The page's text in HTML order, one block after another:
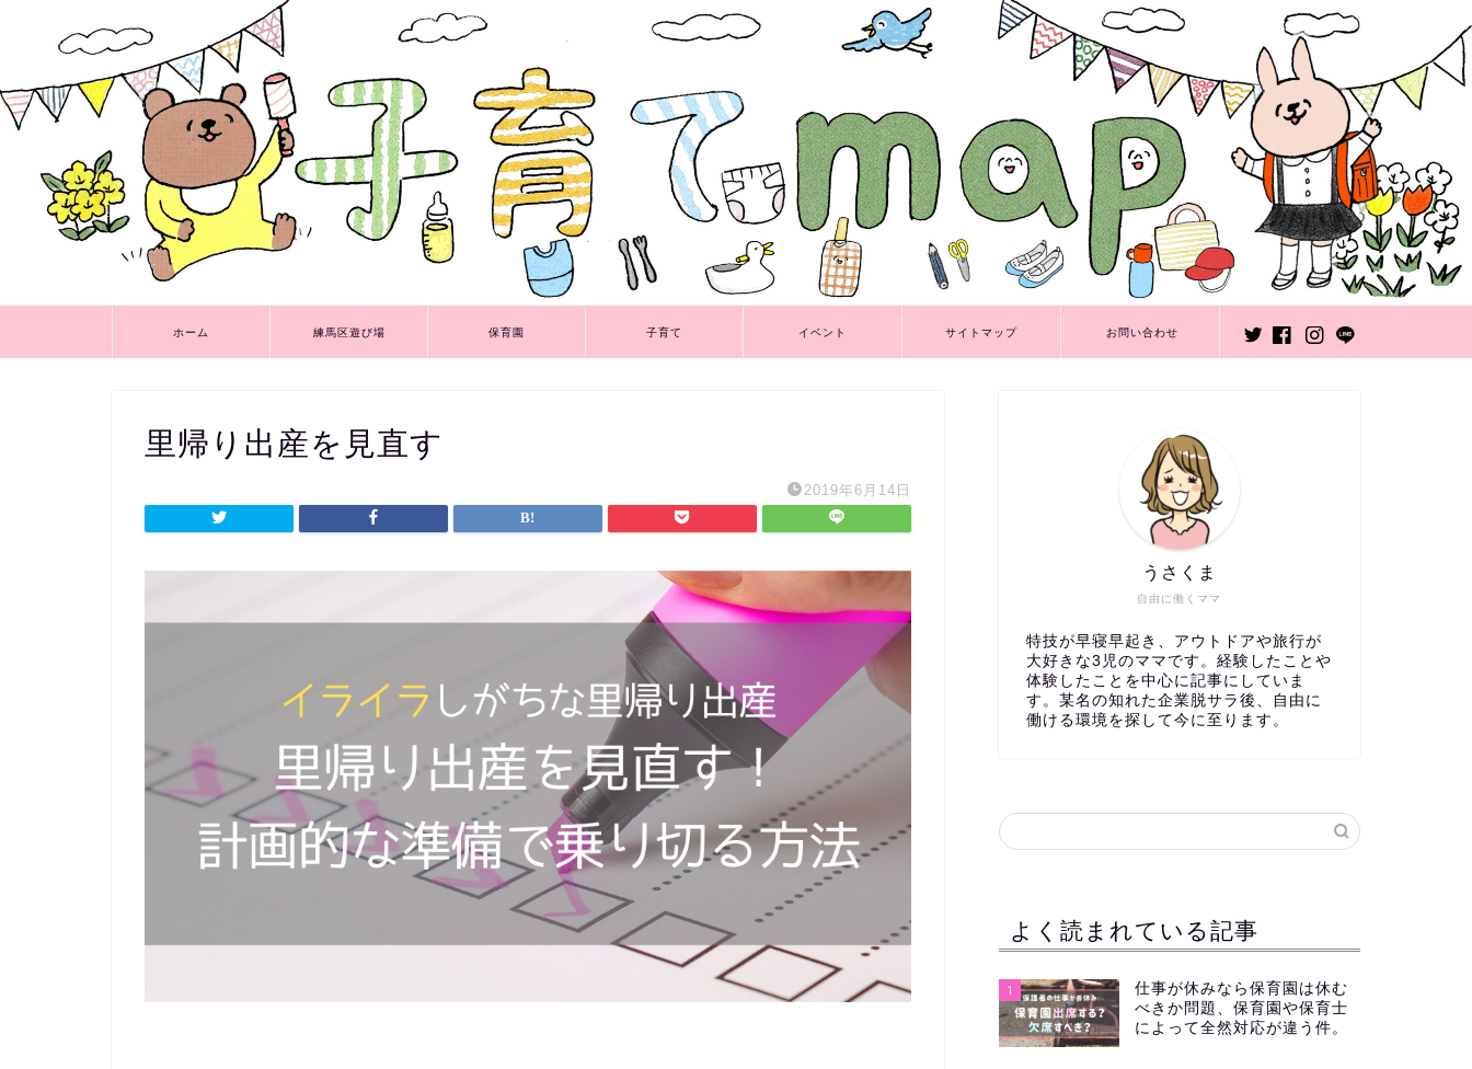
ホーム 練馬区遊び場 保育園 子育て イベント サイトマップ お問い合わせ
里帰り出産を見直す
2019年6月14日
自由に働くママ
うさくま
特技が早寝早起き、アウトドアや旅行が
大好きな3児のママです。経験したことや
体験したことを中心に記事にしていま
す。某名の知れた企業脱サラ後、自由に
働ける環境を探して今に至ります。
よく読まれている記事
1
仕事が休みなら保育園は休む
べきか問題、保育園や保育士
によって全然対応が違う件。